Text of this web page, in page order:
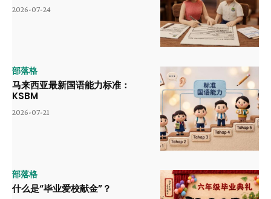
2026-07-24
部落格
马来西亚最新国语能力标准：
KSBM
2026-07-21
部落格
什么是“毕业爱校献金”？